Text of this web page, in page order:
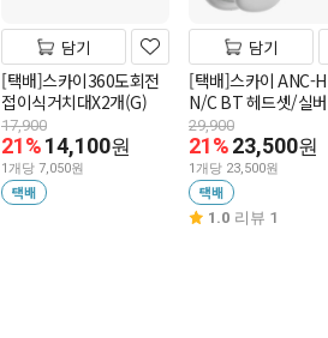
담기
[택배]스카이360도회전
접이식거치대X2개(G)
17,900
21%14,100원
1개당 7,050원
택배
담기
[택배]스카이 ANC-
N/C BT 헤드셋/실버
29,900
21%23,500원
1개당 23,500원
택배
1.0 리뷰 1